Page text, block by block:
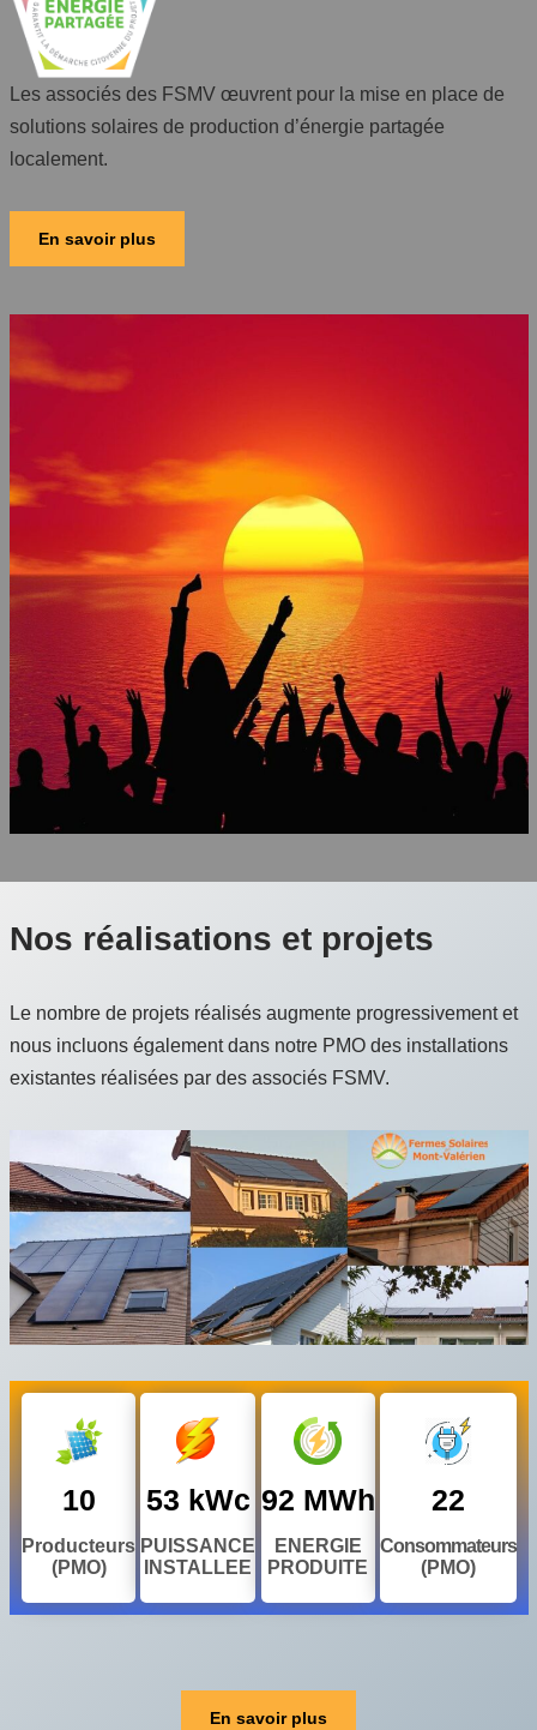
Les associés des FSMV œuvrent pour la mise en place de
solutions solaires de production d’énergie partagée
localement.
En savoir plus
Nos réalisations et projets
Le nombre de projets réalisés augmente progressivement et
nous incluons également dans notre PMO des installations
existantes réalisées par des associés FSMV.
En savoir plus